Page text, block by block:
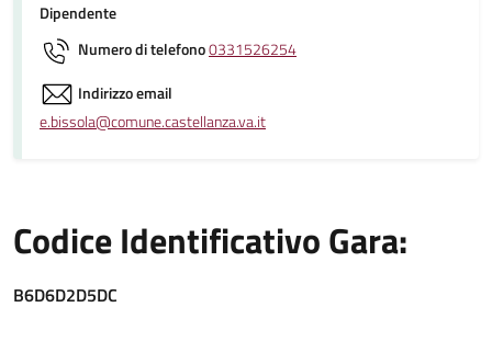
Dipendente
Numero di telefono0331526254
Indirizzo email
e.bissola@comune.castellanza.va.it
Codice Identificativo Gara:
B6D6D2D5DC